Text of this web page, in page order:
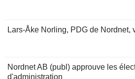
Lars-Åke Norling, PDG de Nordnet,
Nordnet AB (publ) approuve les
d'administration